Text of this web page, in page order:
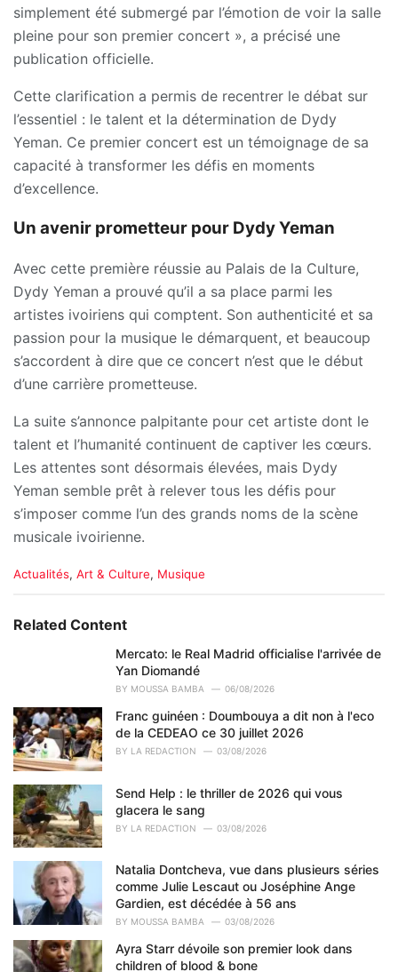
simplement été submergé par l’émotion de voir la salle
pleine pour son premier concert », a précisé une
publication officielle.
Cette clarification a permis de recentrer le débat sur
l’essentiel : le talent et la détermination de Dydy
Yeman. Ce premier concert est un témoignage de sa
capacité à transformer les défis en moments
d’excellence.
Un avenir prometteur pour Dydy Yeman
Avec cette première réussie au Palais de la Culture,
Dydy Yeman a prouvé qu’il a sa place parmi les
artistes ivoiriens qui comptent. Son authenticité et sa
passion pour la musique le démarquent, et beaucoup
s’accordent à dire que ce concert n’est que le début
d’une carrière prometteuse.
La suite s’annonce palpitante pour cet artiste dont le
talent et l’humanité continuent de captiver les cœurs.
Les attentes sont désormais élevées, mais Dydy
Yeman semble prêt à relever tous les défis pour
s’imposer comme l’un des grands noms de la scène
musicale ivoirienne.
C
e
s
:
Actualités, Art & Culture, Musique
Related Content
Mercato: le Real Madrid officialise l'arrivée de
Yan Diomandé
BY MOUSSA BAMBA 06/08/2026
Franc guinéen : Doumbouya a dit non à l'eco
de la CEDEAO ce 30 juillet 2026
BY LA REDACTION 03/08/2026
Send Help : le thriller de 2026 qui vous
glacera le sang
BY LA REDACTION 03/08/2026
Natalia Dontcheva, vue dans plusieurs séries
comme Julie Lescaut ou Joséphine Ange
Gardien, est décédée à 56 ans
BY MOUSSA BAMBA 03/08/2026
Ayra Starr dévoile son premier look dans
children of blood & bone